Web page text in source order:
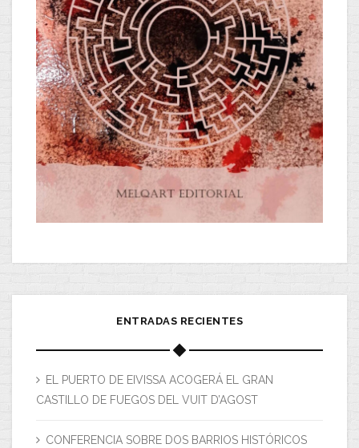
ENTRADAS RECIENTES
EL PUERTO DE EIVISSA ACOGERÁ EL GRAN
CASTILLO DE FUEGOS DEL VUIT D’AGOST
CONFERENCIA SOBRE DOS BARRIOS HISTÓRICOS